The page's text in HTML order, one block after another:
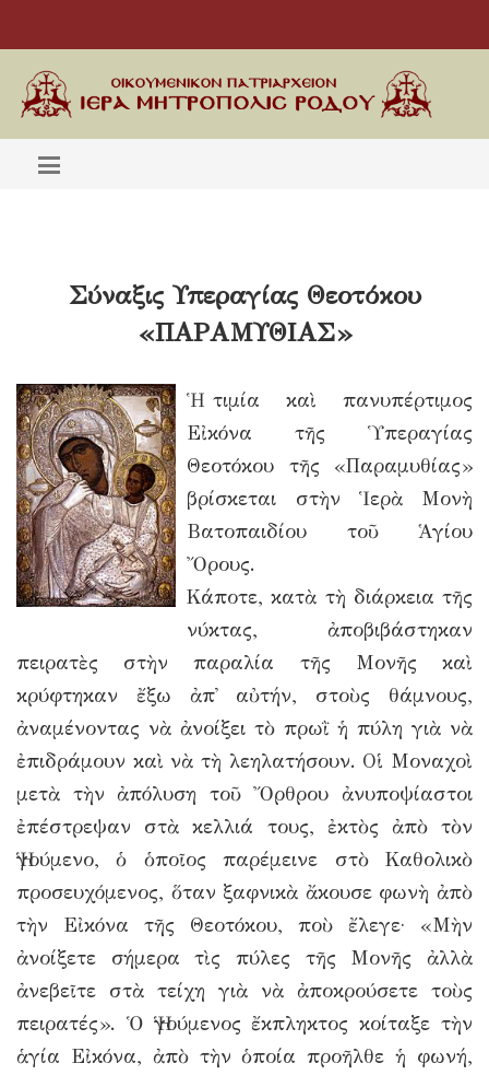
Σύναξις Υπεραγίας Θεοτόκου
«ΠΑΡΑΜΥΘΙΑΣ»
Ἡ τιμία καὶ πανυπέρτιμος
Εἰκόνα τῆς Ὑπεραγίας
Θεοτόκου τῆς «Παραμυθίας»
βρίσκεται στὴν Ἱερὰ Μονὴ
Βατοπαιδίου τοῦ Ἁγίου
Ὄρους.
Κάποτε, κατὰ τὴ διάρκεια τῆς
νύκτας, ἀποβιβάστηκαν
πειρατὲς στὴν παραλία τῆς Μονῆς καὶ
κρύφτηκαν ἔξω ἀπ᾿ αὐτήν, στοὺς θάμνους,
ἀναμένοντας νὰ ἀνοίξει τὸ πρωῒ ἡ πύλη γιὰ νὰ
ἐπιδράμουν καὶ νὰ τὴ λεηλατήσουν. Οἱ Μοναχοὶ
μετὰ τὴν ἀπόλυση τοῦ Ὄρθρου ἀνυποψίαστοι
ἐπέστρεψαν στὰ κελλιά τους, ἐκτὸς ἀπὸ τὸν
Ἡγούμενο, ὁ ὁποῖος παρέμεινε στὸ Καθολικὸ
προσευχόμενος, ὅταν ξαφνικὰ ἄκουσε φωνὴ ἀπὸ
τὴν Εἰκόνα τῆς Θεοτόκου, ποὺ ἔλεγε· «Μὴν
ἀνοίξετε σήμερα τὶς πύλες τῆς Μονῆς ἀλλὰ
ἀνεβεῖτε στὰ τείχη γιὰ νὰ ἀποκρούσετε τοὺς
πειρατές». Ὁ Ἡγούμενος ἔκπληκτος κοίταξε τὴν
ἁγία Εἰκόνα, ἀπὸ τὴν ὁποία προῆλθε ἡ φωνή,